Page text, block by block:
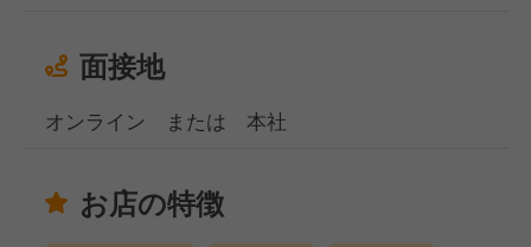
面接地
オンライン または 本社
お店の特徴